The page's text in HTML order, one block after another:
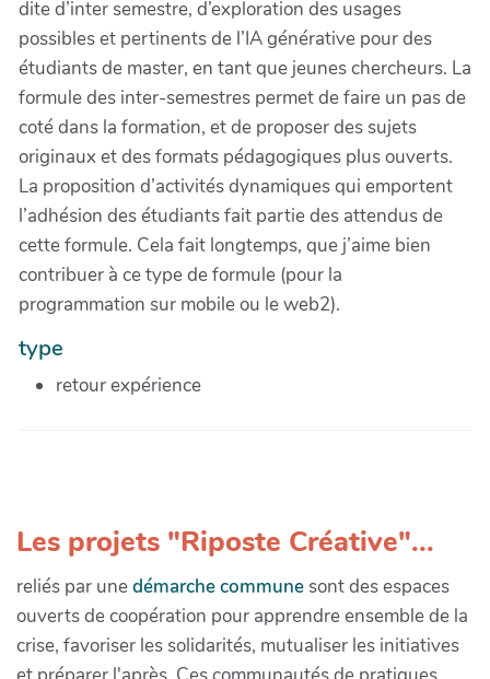
dite d’inter semestre, d’exploration des usages
possibles et pertinents de l’IA générative pour des
étudiants de master, en tant que jeunes chercheurs. La
formule des inter-semestres permet de faire un pas de
coté dans la formation, et de proposer des sujets
originaux et des formats pédagogiques plus ouverts.
La proposition d’activités dynamiques qui emportent
l’adhésion des étudiants fait partie des attendus de
cette formule. Cela fait longtemps, que j’aime bien
contribuer à ce type de formule (pour la
programmation sur mobile ou le web2).
type
retour expérience